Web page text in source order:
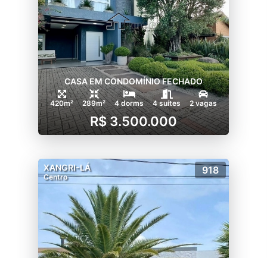
CASA EM CONDOMÍNIO FECHADO
420m² 289m² 4 dorms 4 suítes 2 vagas
R$ 3.500.000
XANGRI-LÁ
Centro
918